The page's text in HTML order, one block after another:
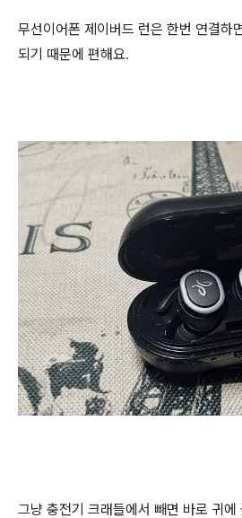
무선이어폰 제이버드 런은 한번 연결하
되기 때문에 편해요.
그냥 충전기 크래들에서 빼면 바로 귀